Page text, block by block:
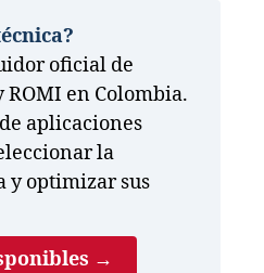
oficial de
ROMI en Colombia.
aplicaciones
la
y optimizar sus
→